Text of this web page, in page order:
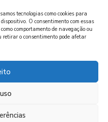
tecnologias como cookies para
O consentimento com essas
comportamento de navegação ou
retirar o consentimento pode afetar
DE PRIVACIDADE